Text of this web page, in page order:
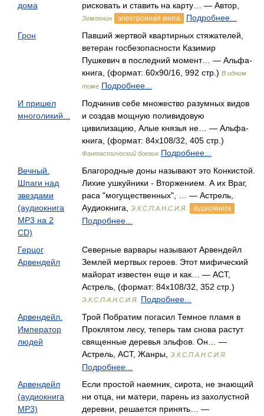
дома
рисковать и ставить на карту… — Автор,
Землянин электронная книга
Подробнее...
Грон
Павший жертвой квартирных стяжателей,
ветеран госбезопасности Казимир
Пушкевич в последний момент… — Альфа-
книга, (формат: 60x90/16, 992 стр.) В одном
томе Подробнее...
И пришел
многоликий...
Подчинив себе множество разумных видов
и создав мощную поливидовую
цивилизацию, Алые князья не… — Альфа-
книга, (формат: 84x108/32, 405 стр.)
Фантастический боевик Подробнее...
Вечный.
Шпаги над
звездами
(аудиокнига
MP3 на 2
CD)
Благородные доны называют это Конкистой.
Лихие ушкуйники - Вторжением. А их Враг,
раса "могущественных", … — Астрель,
Аудиокнига,
Э.К.С.П.А.Н.С.И.Я. аудиокнига
Подробнее...
Герцог
Арвендейл
Северные варвары называют Арвендейл
Землей мертвых героев. Этот мифический
майорат известен еще и как… — АСТ,
Астрель, (формат: 84x108/32, 352 стр.)
Э.К.С.П.А.Н.С.И.Я.
Подробнее...
Арвендейл.
Император
людей
Трой Побратим погасил Темное пламя в
Проклятом лесу, теперь там снова растут
священные деревья эльфов. Он… —
Астрель, АСТ, Жанры,
Э.К.С.П.А.Н.С.И.Я.
Подробнее...
Арвендейл
(аудиокнига
MP3)
Если простой наемник, сирота, не знающий
ни отца, ни матери, парень из захолустной
деревни, решается принять… —